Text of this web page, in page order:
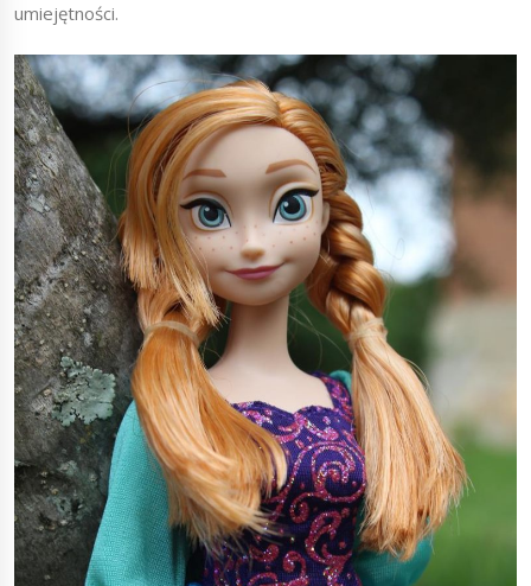
umiejętności.